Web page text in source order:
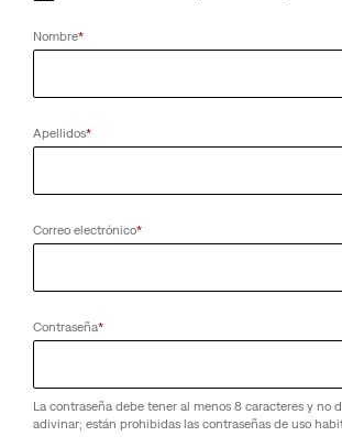
Nombre*
Apellidos*
Correo electrónico*
Contraseña*
La contraseña debe tener al menos 8 caracteres y no
adivinar; están prohibidas las contraseñas de uso